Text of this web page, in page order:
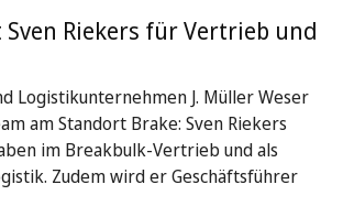
Riekers für Vertrieb und
Logistikunternehmen J. Müller Weser
am Standort Brake: Sven Riekers
im Breakbulk-Vertrieb und als
Zudem wird er Geschäftsführer